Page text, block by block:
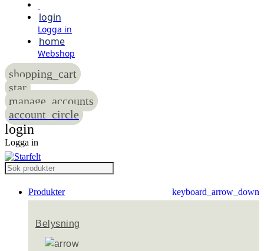
login
Logga in
home
Webshop
shopping_cart
star
manage_accounts
account_circle
login
Logga in
Produkter keyboard_arrow_down
Belysning